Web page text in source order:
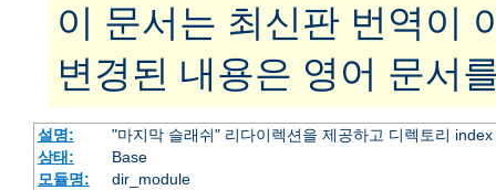
이 문서는 최신판 번역이
변경된 내용은 영어 문서
설명:
"마지막 슬래쉬" 리다이렉션을 제공하고 디렉토리
상태:
Base
모듈명:
dir_module